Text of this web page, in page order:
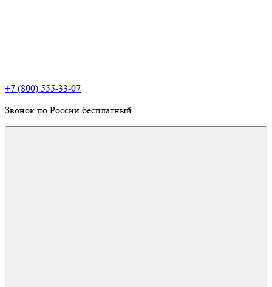
+7 (800) 555-33-07
Звонок по России бесплатный